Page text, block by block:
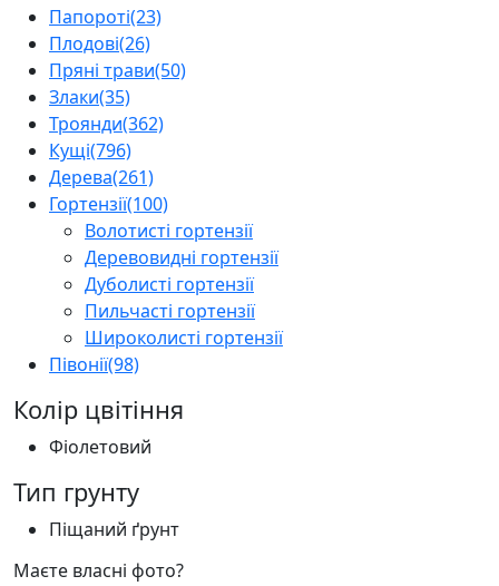
Папороті(23)
Плодові(26)
Пряні трави(50)
Злаки(35)
Троянди(362)
Кущі(796)
Дерева(261)
Гортензії(100)
Волотисті гортензії
Деревовидні гортензії
Дуболисті гортензії
Пильчасті гортензії
Широколисті гортензії
Півонії(98)
Колір цвітіння
Фіолетовий
Тип грунту
Піщаний ґрунт
Маєте власні фото?